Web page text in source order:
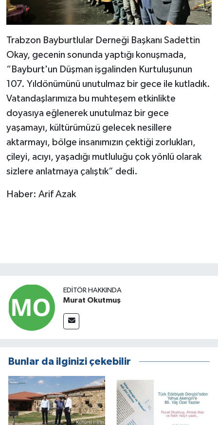
Trabzon Bayburtlular Derneği Başkanı Sadettin
Okay, gecenin sonunda yaptığı konuşmada,
“Bayburt'un Düşman işgalinden Kurtuluşunun
107. Yıldönümünü unutulmaz bir gece ile kutladık.
Vatandaşlarımıza bu muhteşem etkinlikte
doyasıya eğlenerek unutulmaz bir gece
yaşamayı, kültürümüzü gelecek nesillere
aktarmayı, bölge insanımızın çektiği zorlukları,
çileyi, acıyı, yaşadığı mutluluğu çok yönlü olarak
sizlere anlatmaya çalıştık” dedi.
Haber: Arif Azak
EDITÖR HAKKINDA
Murat Okutmuş
Bunlar da ilginizi çekebilir